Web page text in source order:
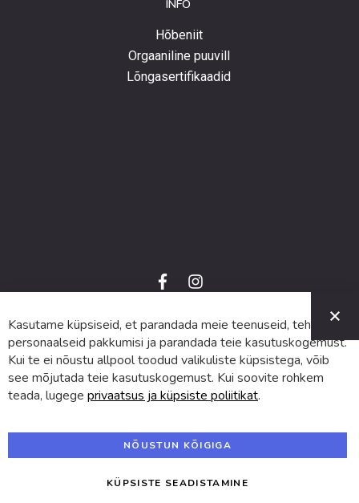
INFO
Hõbeniit
Orgaaniline puuvill
Lõngasertifikaadid
f
a
e
b
o
o
k
i
n
t
a
g
r
a
m
© 2024 SUVA. Kõik õigused kaitstud.
Kasutame küpsiseid, et parandada meie teenuseid, teha
personaalseid pakkumisi ja parandada teie kasutuskogemust.
Kui te ei nõustu allpool toodud valikuliste küpsistega, võib
see mõjutada teie kasutuskogemust. Kui soovite rohkem
teada, lugege privaatsus ja küpsiste poliitikat.
NÕUSTUN KÕIGIGA
KÜPSISTE SEADISTAMINE